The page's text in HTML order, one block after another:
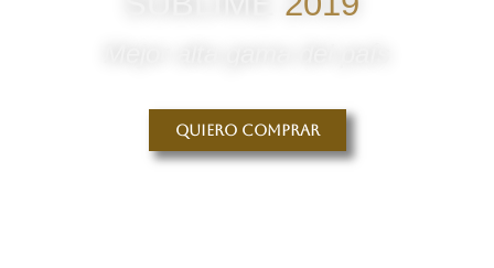
Quiero comprar